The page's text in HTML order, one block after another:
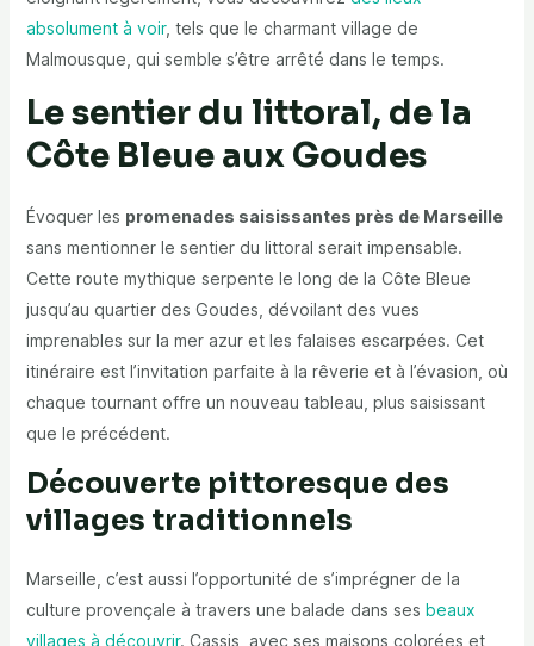
absolument à voir, tels que le charmant village de
Malmousque, qui semble s’être arrêté dans le temps.
Le sentier du littoral, de la
Côte Bleue aux Goudes
Évoquer les promenades saisissantes près de Marseille
sans mentionner le sentier du littoral serait impensable.
Cette route mythique serpente le long de la Côte Bleue
jusqu’au quartier des Goudes, dévoilant des vues
imprenables sur la mer azur et les falaises escarpées. Cet
itinéraire est l’invitation parfaite à la rêverie et à l’évasion, où
chaque tournant offre un nouveau tableau, plus saisissant
que le précédent.
Découverte pittoresque des
villages traditionnels
Marseille, c’est aussi l’opportunité de s’imprégner de la
culture provençale à travers une balade dans ses beaux
villages à découvrir. Cassis, avec ses maisons colorées et